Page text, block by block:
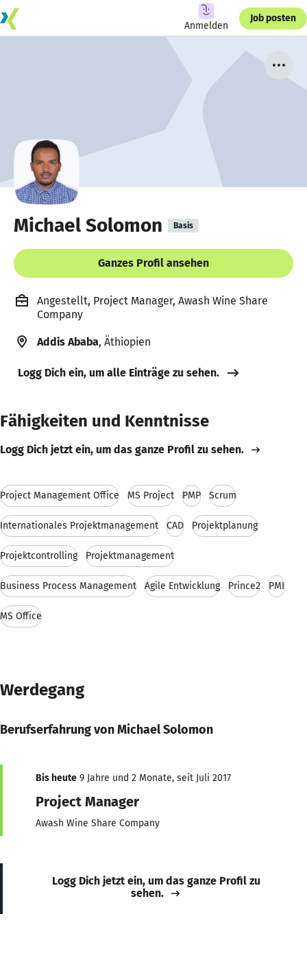
Anmelden
Job posten
Michael Solomon Basis
Ganzes Profil ansehen
Angestellt, Project Manager, Awash Wine Share
Company
Addis Ababa, Äthiopien
Logg Dich ein, um alle Einträge zu sehen.
Fähigkeiten und Kenntnisse
Logg Dich jetzt ein, um das ganze Profil zu sehen.
Project Management Office MS Project PMP Scrum
Internationales Projektmanagement CAD Projektplanung
Projektcontrolling Projektmanagement
Business Process Management Agile Entwicklung Prince2 PMI
MS Office
Werdegang
Berufserfahrung von Michael Solomon
Bis heute 9 Jahre und 2 Monate, seit Juli 2017
Project Manager
Awash Wine Share Company
Logg Dich jetzt ein, um das ganze Profil zu
sehen.